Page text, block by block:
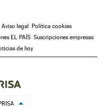
Aviso legal Política cookies
EL PAÍS Suscripciones empresas
de hoy